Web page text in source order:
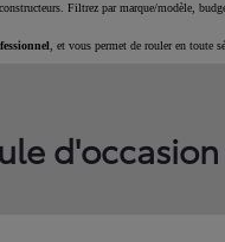
Filtrez par marque/modèle,
, et vous permet de rouler en toute
d'occasion